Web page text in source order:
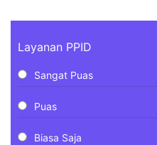
Layanan PPID
Sangat Puas
Puas
Biasa Saja